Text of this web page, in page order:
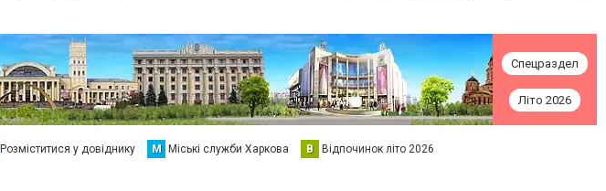
Спецраздел
Літо 2026
Розміститися у довіднику М Міські служби Харкова В Відпочинок літо 2026